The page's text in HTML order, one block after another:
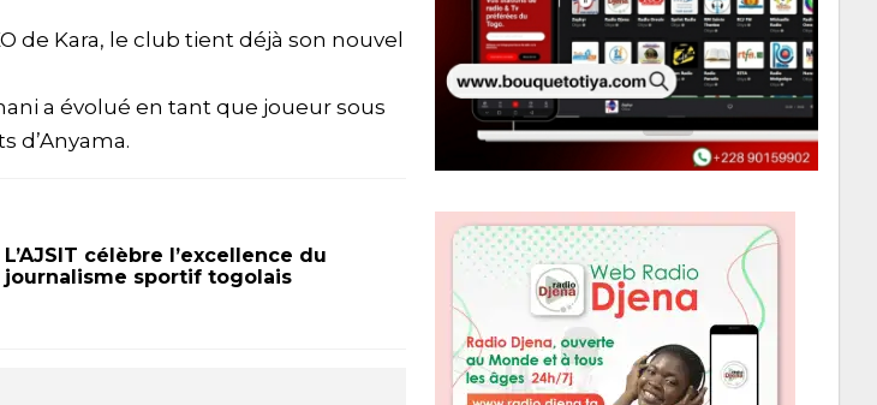
de Kara, le club tient déjà son nouvel
a évolué en tant que joueur sous
d’Anyama.
L’AJSIT célèbre l’excellence du
journalisme sportif togolais